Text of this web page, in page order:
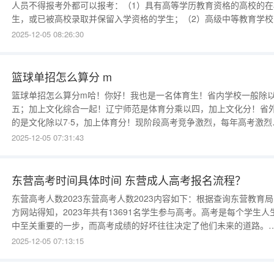
人员不得报考外都可以报考：（1）具有高等学历教育资格的高校的
生，或已被高校录取并保留入学资格的学生；（2）高级中等教育学
应届毕业的在校生；（3）在高级中等教育阶段非应届毕业年份以弄
2025-12-05 08:26:30
篮球单招怎么算分 m
篮球单招怎么算分m哈！你好！我也是一名体育生！省内学校一般除
五；加上文化综合一起！辽宁师范是体育分乘以四，加上文化分！省
的是文化除以7·5，加上体育分！现阶段高考竞争激烈，每年高考激
度更甚于往年，通过单招考试进入一类、二类普通本科学校是低分考
传统体育专业，
2025-12-05 07:31:43
东营高考时间具体时间 东营成人高考报名流程？
东营高考人数2023东营高考人数2023内容如下：根据查询东营教育
方网站得知，2023年共有13691名学生参与高考。高考是每个学生人
中至关重要的一步，而高考成绩的好坏往往决定了他们未来的道路。
此，如何提高自己的高考成绩成为了每个学生必须面对和解决的问题
2025-12-05 07:13:15